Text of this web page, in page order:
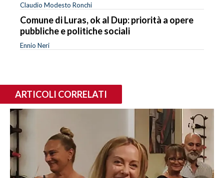
Claudio Modesto Ronchi
Comune di Luras, ok al Dup: priorità a opere
pubbliche e politiche sociali
Ennio Neri
ARTICOLI CORRELATI